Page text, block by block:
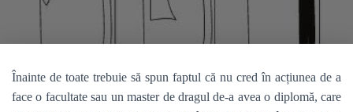
Înainte de toate trebuie să spun faptul că nu cred în acțiunea de a
face o facultate sau un master de dragul de-a avea o diplomă, care